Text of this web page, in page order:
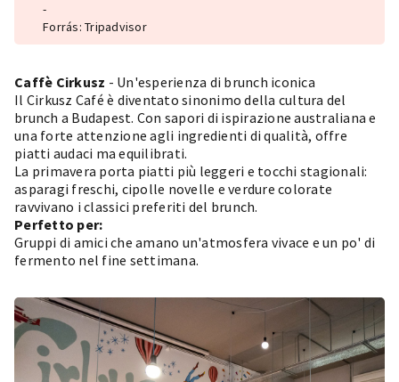
-
Forrás: Tripadvisor
Caffè Cirkusz - Un'esperienza di brunch iconica
Il Cirkusz Café è diventato sinonimo della cultura del
brunch a Budapest. Con sapori di ispirazione australiana e
una forte attenzione agli ingredienti di qualità, offre
piatti audaci ma equilibrati.
La primavera porta piatti più leggeri e tocchi stagionali:
asparagi freschi, cipolle novelle e verdure colorate
ravvivano i classici preferiti del brunch.
Perfetto per:
Gruppi di amici che amano un'atmosfera vivace e un po' di
fermento nel fine settimana.